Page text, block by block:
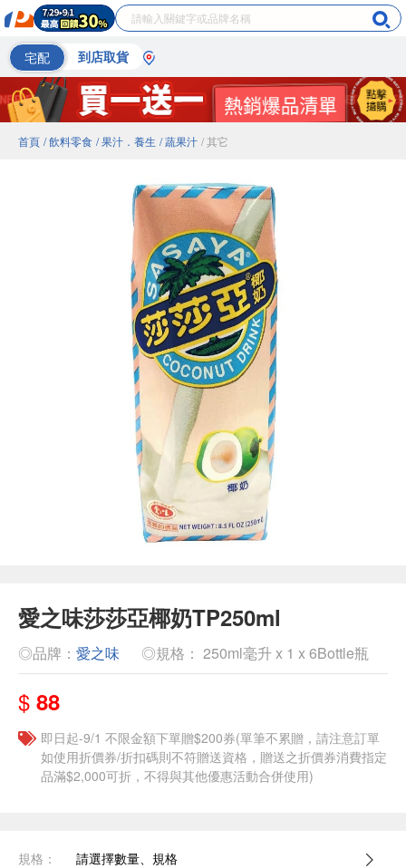
宅配 到店取貨
首頁 / 飲料零食 / 果汁．養生 / 蔬果汁 / 其它
愛之味莎莎亞椰奶TP250ml
◎品牌： 愛之味 ◎規格： 250ml毫升 x 1 x 6Bottle瓶
$ 88
即日起-9/1 不限金額下單贈$200券(單筆不累贈，請注意訂單
如使用折價券/折扣碼則不符贈送資格，贈送之折價券消費指定
品滿$2,000可折，不得與其他優惠活動合併使用)
規格： 請選擇數量、規格